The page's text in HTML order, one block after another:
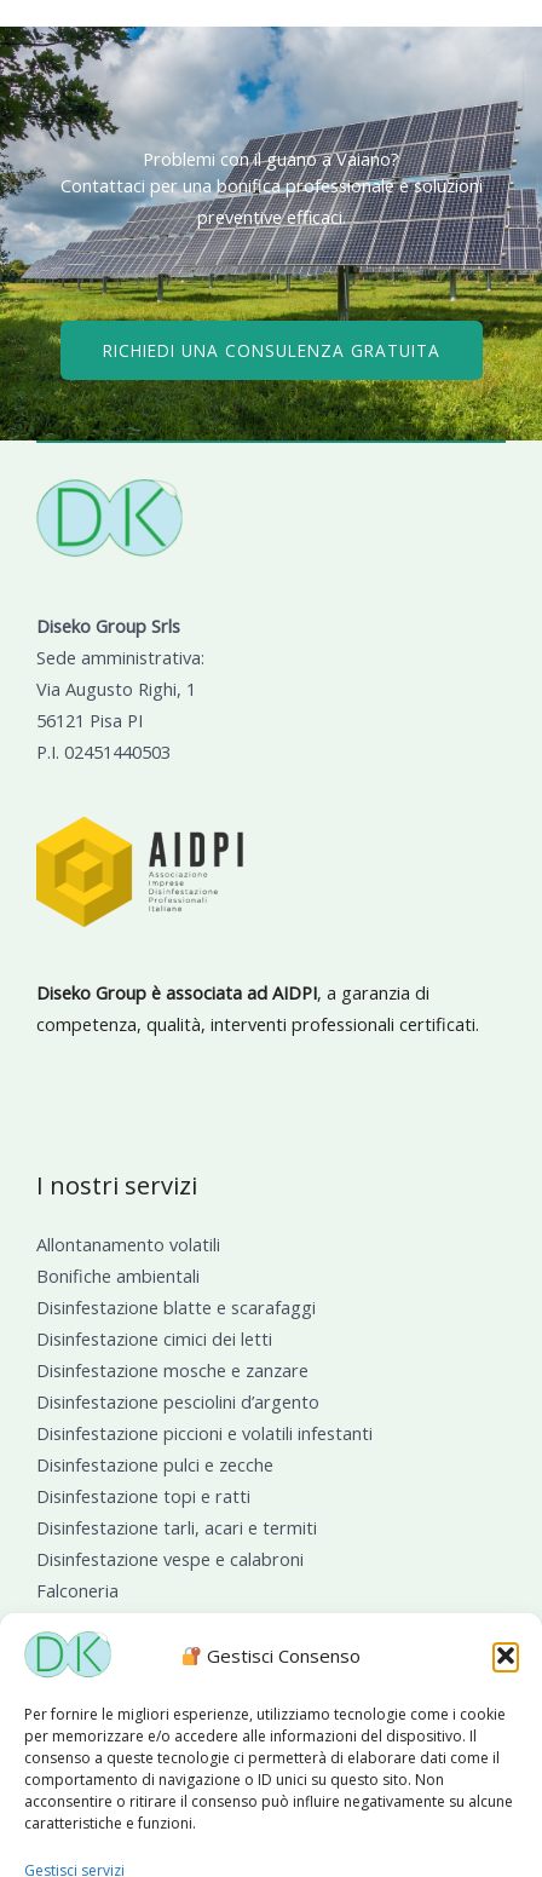
Gestisci Consenso
Per fornire le migliori esperienze, utilizziamo tecnologie come i cookie
per memorizzare e/o accedere alle informazioni del dispositivo. Il
consenso a queste tecnologie ci permetterà di elaborare dati come il
comportamento di navigazione o ID unici su questo sito. Non
acconsentire o ritirare il consenso può influire negativamente su alcune
caratteristiche e funzioni.
Gestisci servizi
Problemi con il guano a Vaiano?​
Contattaci per una bonifica professionale e soluzioni
preventive efficaci.​
RICHIEDI UNA CONSULENZA GRATUITA
Diseko Group Srls
Sede amministrativa:
Via Augusto Righi, 1
56121 Pisa PI
P.I. 02451440503
Diseko Group è associata ad AIDPI, a garanzia di
competenza, qualità, interventi professionali certificati.
I nostri servizi
Allontanamento volatili
Bonifiche ambientali
Disinfestazione blatte e scarafaggi
Disinfestazione cimici dei letti
Disinfestazione mosche e zanzare
Disinfestazione pesciolini d’argento
Disinfestazione piccioni e volatili infestanti
Disinfestazione pulci e zecche
Disinfestazione topi e ratti
Disinfestazione tarli, acari e termiti
Disinfestazione vespe e calabroni
Falconeria